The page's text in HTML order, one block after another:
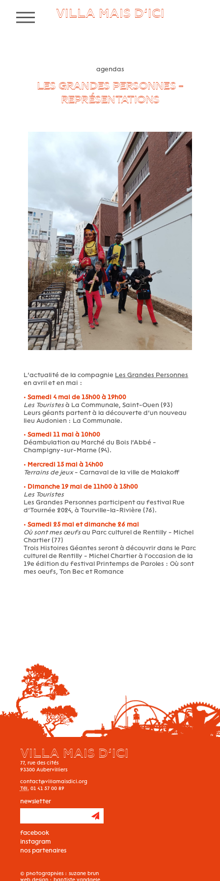
VILLA MAIS D’ICI
MENU
agendas
LES GRANDES PERSONNES -
REPRÉSENTATIONS
L’actualité de la compagnie Les Grandes Personnes
en avril et en mai :
•Samedi 4 mai de 15h00 à 19h00
Les Touristesà La Communale, Saint-Ouen (93)
Leurs géants partent à la découverte d’un nouveau
lieu Audonien : La Communale.
•Samedi 11 mai à 10h00
Déambulation au Marché du Bois l’Abbé -
Champigny-sur-Marne (94).
• Mercredi 15 mai à 14h00
Terrains de jeux- Carnaval de la ville de Malakoff
• Dimanche 19 mai de 11h00 à 15h00
Les Touristes
Les Grandes Personnes participent au festival Rue
d’Tournée 2024, à Tourville-la-Rivière (76).
•Samedi 25 mai et dimanche 26 mai
Où sont mes œufsau Parc culturel de Rentilly - Michel
Chartier (77)
Trois Histoires Géantes seront à découvrir dans le Parc
culturel de Rentilly - Michel Chartier à l’occasion de la
19e édition du festival Printemps de Paroles : Où sont
mes oeufs, Ton Bec et Romance
newsletter
facebook
instagram
nos partenaires
VILLA MAIS D’ICI
77, rue des cités
93300 Aubervilliers
contact@villamaisdici.org
Tél. 01 41 57 00 89
© photographies : suzane brun